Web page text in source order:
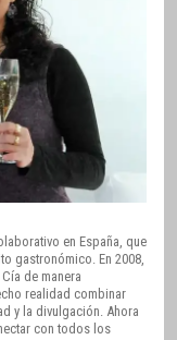
en España, que
gastronómico. En 2008,
de manera
realidad combinar
y la divulgación. Ahora
con todos los